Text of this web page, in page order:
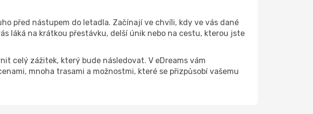
před nástupem do letadla. Začínají ve chvíli, kdy ve vás dané
láká na krátkou přestávku, delší únik nebo na cestu, kterou jste
celý zážitek, který bude následovat. V eDreams vám
mnoha trasami a možnostmi, které se přizpůsobí vašemu